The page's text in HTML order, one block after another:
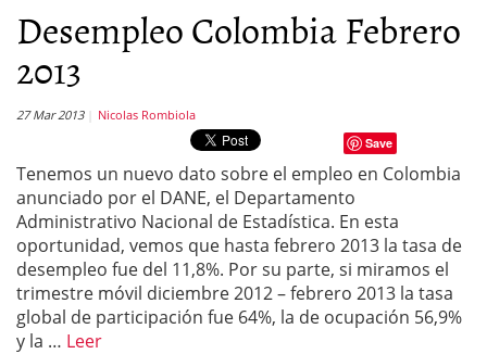
Desempleo Colombia Febrero
2013
27 Mar 2013
Nicolas Rombiola
Save
Tenemos un nuevo dato sobre el empleo en Colombia
anunciado por el DANE, el Departamento
Administrativo Nacional de Estadística. En esta
oportunidad, vemos que hasta febrero 2013 la tasa de
desempleo fue del 11,8%. Por su parte, si miramos el
trimestre móvil diciembre 2012 – febrero 2013 la tasa
global de participación fue 64%, la de ocupación 56,9%
y la … Leer